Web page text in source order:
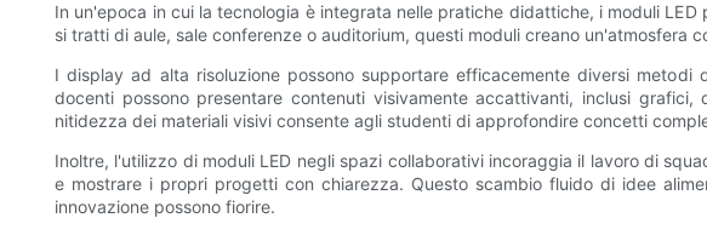
In un'epoca in cui la tecnologia è integrata nelle pratiche didattiche, i moduli
si tratti di aule, sale conferenze o auditorium, questi moduli creano
I display ad alta risoluzione possono supportare efficacemente diversi
docenti possono presentare contenuti visivamente accattivanti, inclusi
nitidezza dei materiali visivi consente agli studenti di approfondire concetti
Inoltre, l'utilizzo di moduli LED negli spazi collaborativi incoraggia il lavoro di
e mostrare i propri progetti con chiarezza. Questo scambio fluido di idee
innovazione possono fiorire.